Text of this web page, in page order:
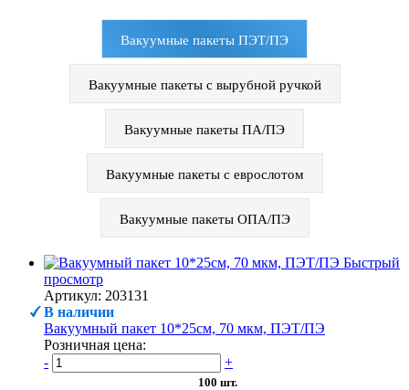
Вакуумные пакеты ПЭТ/ПЭ
Вакуумные пакеты с вырубной ручкой
Вакуумные пакеты ПА/ПЭ
Вакуумные пакеты с еврослотом
Вакуумные пакеты ОПА/ПЭ
Быстрый
просмотр
Артикул: 203131
В наличии
Вакуумный пакет 10*25см, 70 мкм, ПЭТ/ПЭ
Розничная цена:
-
+
100 шт.